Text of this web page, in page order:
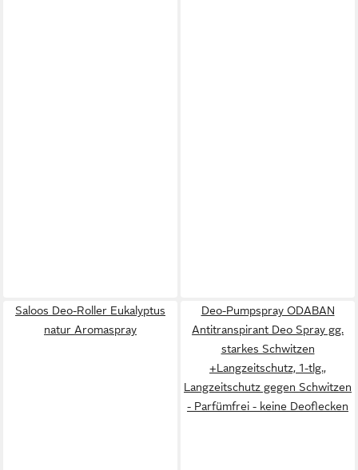
Saloos Deo-Roller Eukalyptus
natur Aromaspray
Deo-Pumpspray ODABAN
Antitranspirant Deo Spray gg.
starkes Schwitzen
+Langzeitschutz, 1-tlg.,
Langzeitschutz gegen Schwitzen
- Parfümfrei - keine Deoflecken